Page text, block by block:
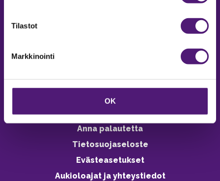
Tilastot
Markkinointi
OK
Vastuullisuus
Ympäristöohjelma
Avoimet työpaikat
Anna palautetta
Tietosuojaseloste
Evästeasetukset
Aukioloajat ja yhteystiedot